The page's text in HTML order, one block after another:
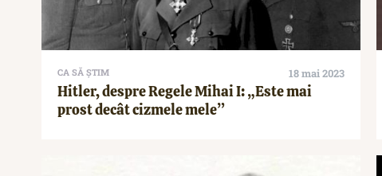
CA SĂ ȘTIM 18 mai 2023
Hitler, despre Regele Mihai I: „Este mai
prost decât cizmele mele”